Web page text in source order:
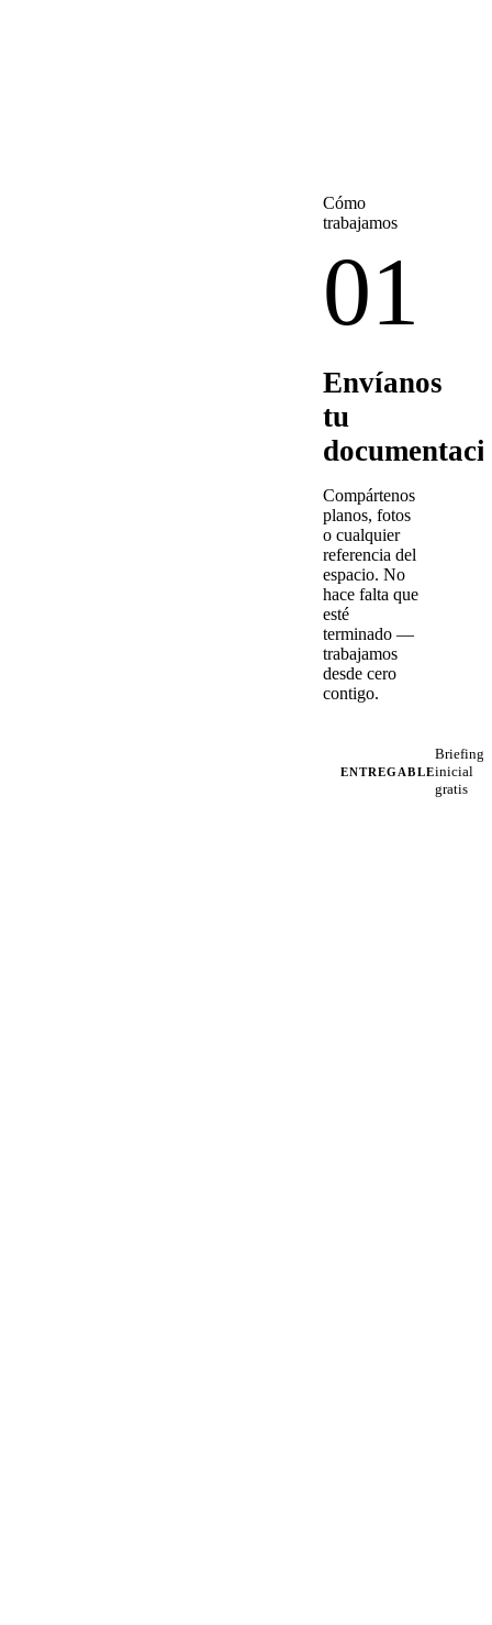
Cómo
trabajamos
01
Envíanos
tu
Compártenos
planos, fotos
o cualquier
referencia del
espacio. No
hace falta que
esté
terminado —
trabajamos
desde cero
contigo.
ENTREGABLE
Briefing
inicial
gratis